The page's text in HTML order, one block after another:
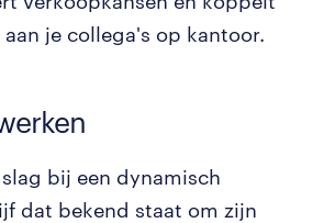
je collega's op kantoor.
bij een dynamisch
dat bekend staat om zijn